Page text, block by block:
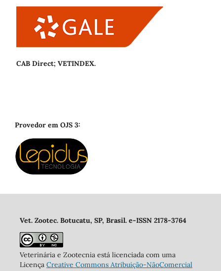
CAB Direct; VETINDEX.
Provedor em OJS 3:
Vet. Zootec. Botucatu, SP, Brasil. e-ISSN 2178-3764
Veterinária e Zootecnia está licenciada com uma
Licença Creative Commons Atribuição-NãoComercial